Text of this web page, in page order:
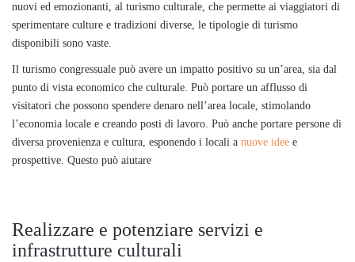
nuovi ed emozionanti, al turismo culturale, che permette ai viaggiatori di
sperimentare culture e tradizioni diverse, le tipologie di turismo
disponibili sono vaste.
Il turismo congressuale può avere un impatto positivo su un’area, sia dal
punto di vista economico che culturale. Può portare un afflusso di
visitatori che possono spendere denaro nell’area locale, stimolando
l’economia locale e creando posti di lavoro. Può anche portare persone di
diversa provenienza e cultura, esponendo i locali a nuove idee e
prospettive. Questo può aiutare
Realizzare e potenziare servizi e
infrastrutture culturali